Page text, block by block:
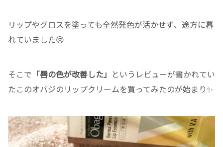
リップやグロスを塗っても全然発色が活かせず、途方に暮
れていました😢
そこで 「唇の色が改善した」 というレビューが書かれてい
たこのオバジのリップクリームを買ってみたのが始まり✨